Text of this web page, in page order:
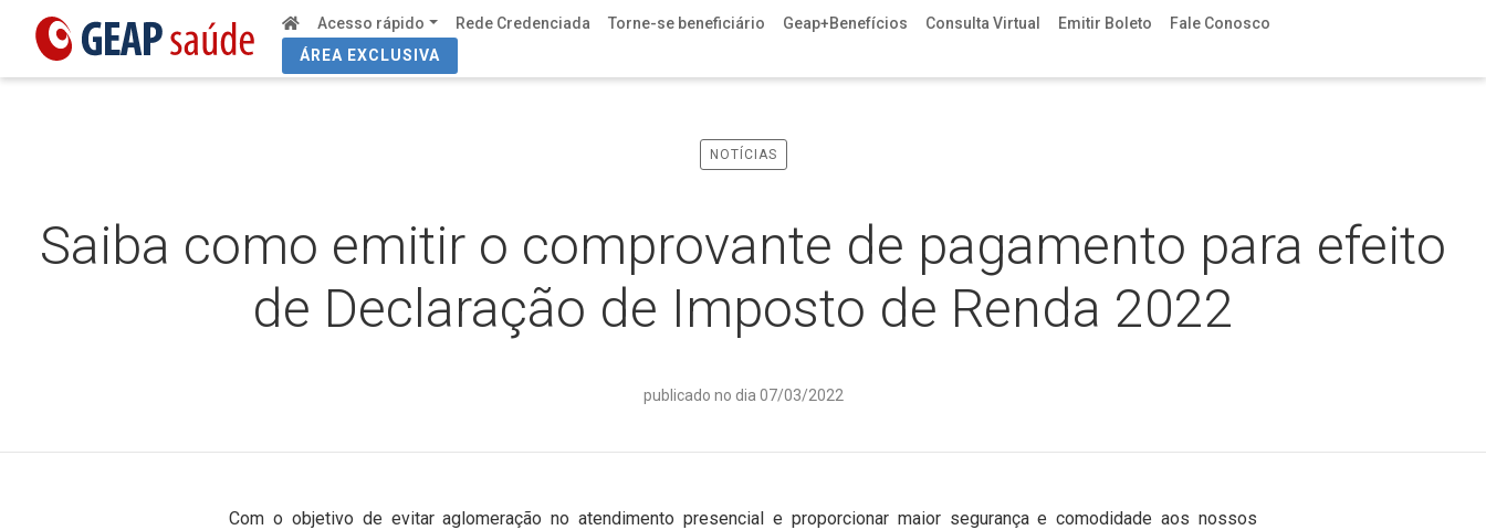
Acesso rápido Rede Credenciada Torne-se beneficiário Geap+Benefícios Consulta Virtual Emitir Boleto
Fale Conosco
ÁREA EXCLUSIVA
NOTÍCIAS
Saiba como emitir o comprovante de pagamento para efeito
de Declaração de Imposto de Renda 2022
publicado no dia 07/03/2022
Com o objetivo de evitar aglomeração no atendimento presencial e proporcionar maior segurança e comodidade aos nossos